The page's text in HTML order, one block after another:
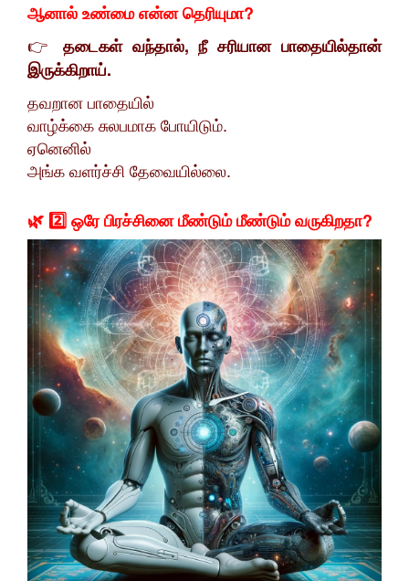
ஆனால் உண்மை என்ன தெரியுமா?
👉 தடைகள் வந்தால், நீ சரியான பாதையில்தான்
இருக்கிறாய்.
தவறான பாதையில்
வாழ்க்கை சுலபமாக போயிடும்.
ஏனெனில்
அங்க வளர்ச்சி தேவையில்லை.
🌿 2️⃣ ஒரே பிரச்சினை மீண்டும் மீண்டும் வருகிறதா?